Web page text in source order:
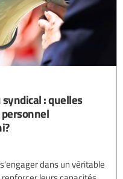
: quelles
dans un véritable